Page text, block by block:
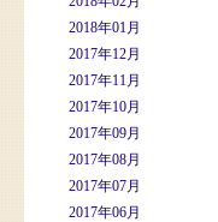
2018年01月
2017年12月
2017年11月
2017年10月
2017年09月
2017年08月
2017年07月
2017年06月